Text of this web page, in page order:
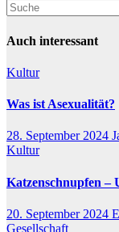
Auch interessant
Kultur
Was ist Asexualität?
28. September 2024
Kultur
Katzenschnupfen –
20. September 2024
Gesellschaft